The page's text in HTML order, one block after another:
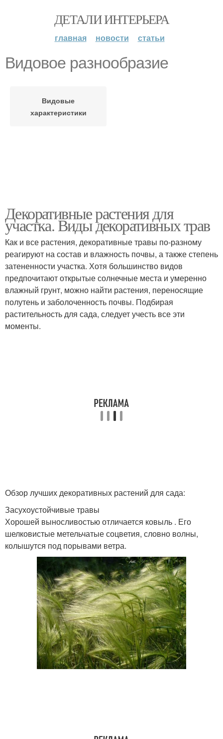
ДЕТАЛИ ИНТЕРЬЕРА
главная новости статьи
Видовое разнообразие
Видовые
характеристики
Декоративные растения для
участка. Виды декоративных трав
Как и все растения, декоративные травы по-разному
реагируют на состав и влажность почвы, а также степень
затененности участка. Хотя большинство видов
предпочитают открытые солнечные места и умеренно
влажный грунт, можно найти растения, переносящие
полутень и заболоченность почвы. Подбирая
растительность для сада, следует учесть все эти
моменты.
Обзор лучших декоративных растений для сада:
Засухоустойчивые травы
Хорошей выносливостью отличается ковыль . Его
шелковистые метельчатые соцветия, словно волны,
колышутся под порывами ветра.